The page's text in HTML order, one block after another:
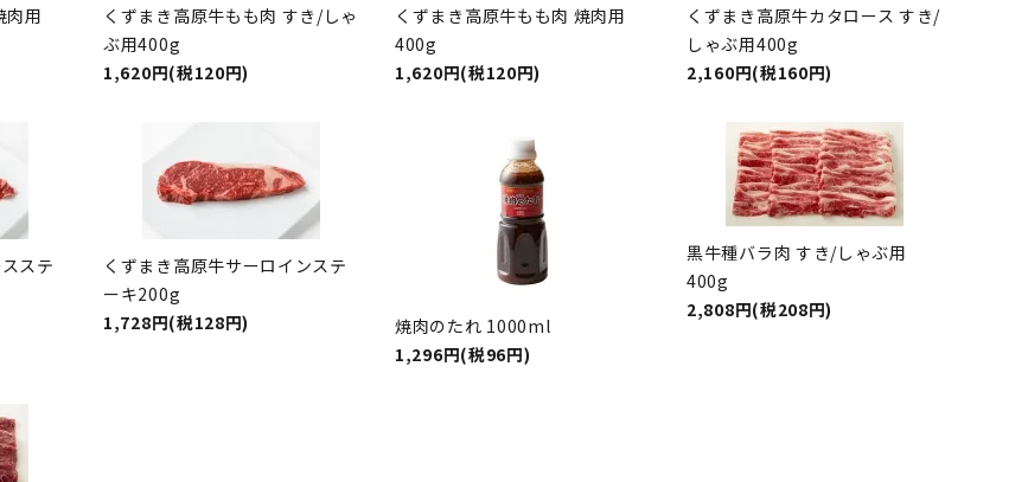
肉用
くずまき高原牛もも肉 すき/しゃ
ぶ用400g
1,620円(税120円)
くずまき高原牛もも肉 焼肉用
400g
1,620円(税120円)
くずまき高原牛カタロース すき/
しゃぶ用400g
2,160円(税160円)
ステ
くずまき高原牛サーロインステ
ーキ200g
1,728円(税128円)
焼肉のたれ 1000ml
1,296円(税96円)
黒牛種バラ肉 すき/しゃぶ用
400g
2,808円(税208円)